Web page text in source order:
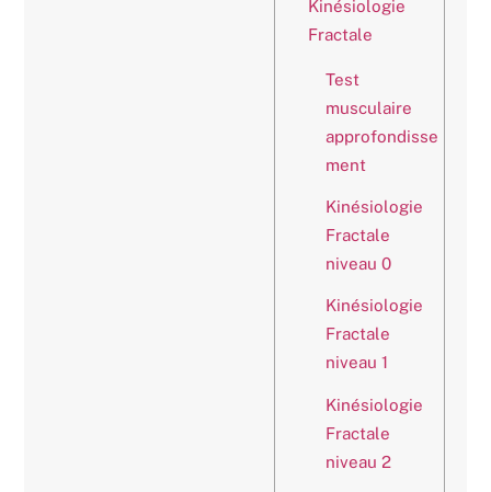
Kinésiologie
Fractale
Test
musculaire
approfondisse
ment
Kinésiologie
Fractale
niveau 0
Kinésiologie
Fractale
niveau 1
Kinésiologie
Fractale
niveau 2